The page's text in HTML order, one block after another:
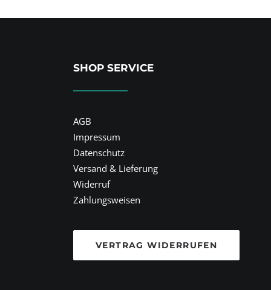
SHOP SERVICE
AGB
Impressum
Datenschutz
Versand & Lieferung
Widerruf
Zahlungsweisen
VERTRAG WIDERRUFEN